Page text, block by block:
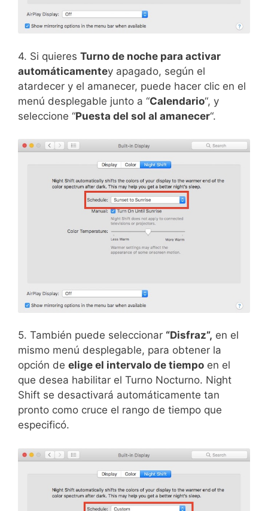
4. Si quieres Turno de noche para activar
automáticamentey apagado, según el
atardecer y el amanecer, puede hacer clic en el
menú desplegable junto a “Calendario“, y
seleccione “Puesta del sol al amanecer“.
5. También puede seleccionar “Disfraz”, en el
mismo menú desplegable, para obtener la
opción de elige el intervalo de tiempo en el
que desea habilitar el Turno Nocturno. Night
Shift se desactivará automáticamente tan
pronto como cruce el rango de tiempo que
especificó.